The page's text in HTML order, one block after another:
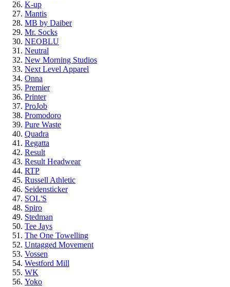
K-up
Mantis
MB by Daiber
Mr. Socks
NEOBLU
Neutral
New Morning Studios
Next Level Apparel
Onna
Premier
Printer
ProJob
Promodoro
Pure Waste
Quadra
Regatta
Result
Result Headwear
RTP
Russell Athletic
Seidensticker
SOL'S
Spiro
Stedman
Tee Jays
The One Towelling
Untagged Movement
Vossen
Westford Mill
WK
Yoko